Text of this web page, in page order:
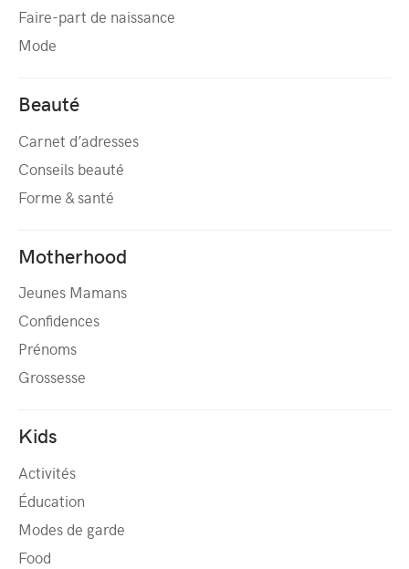
Faire-part de naissance
Mode
Beauté
Carnet d’adresses
Conseils beauté
Forme & santé
Motherhood
Jeunes Mamans
Confidences
Prénoms
Grossesse
Kids
Activités
Éducation
Modes de garde
Food